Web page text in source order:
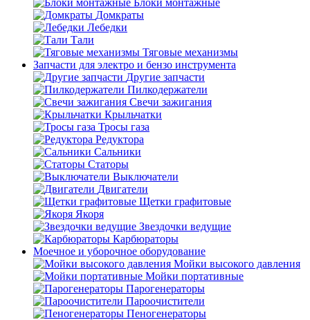
Блоки монтажные
Домкраты
Лебедки
Тали
Тяговые механизмы
Запчасти для электро и бензо инструмента
Другие запчасти
Пилкодержатели
Свечи зажигания
Крыльчатки
Тросы газа
Редуктора
Сальники
Статоры
Выключатели
Двигатели
Щетки графитовые
Якоря
Звездочки ведущие
Карбюраторы
Моечное и уборочное оборудование
Мойки высокого давления
Мойки портативные
Парогенераторы
Пароочистители
Пеногенераторы